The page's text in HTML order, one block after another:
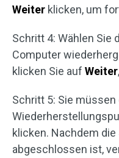
Weiter klicken, um
Schritt 4: Wählen Sie
Computer
klicken Sie auf Weiter
Schritt 5: Sie müssen
klicken. Nachdem
abgeschlossen ist,